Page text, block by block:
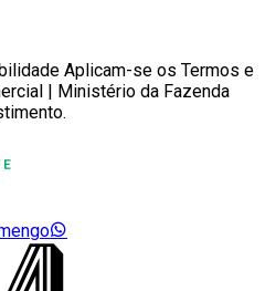
Aplicam-se os Termos e
| Ministério da Fazenda